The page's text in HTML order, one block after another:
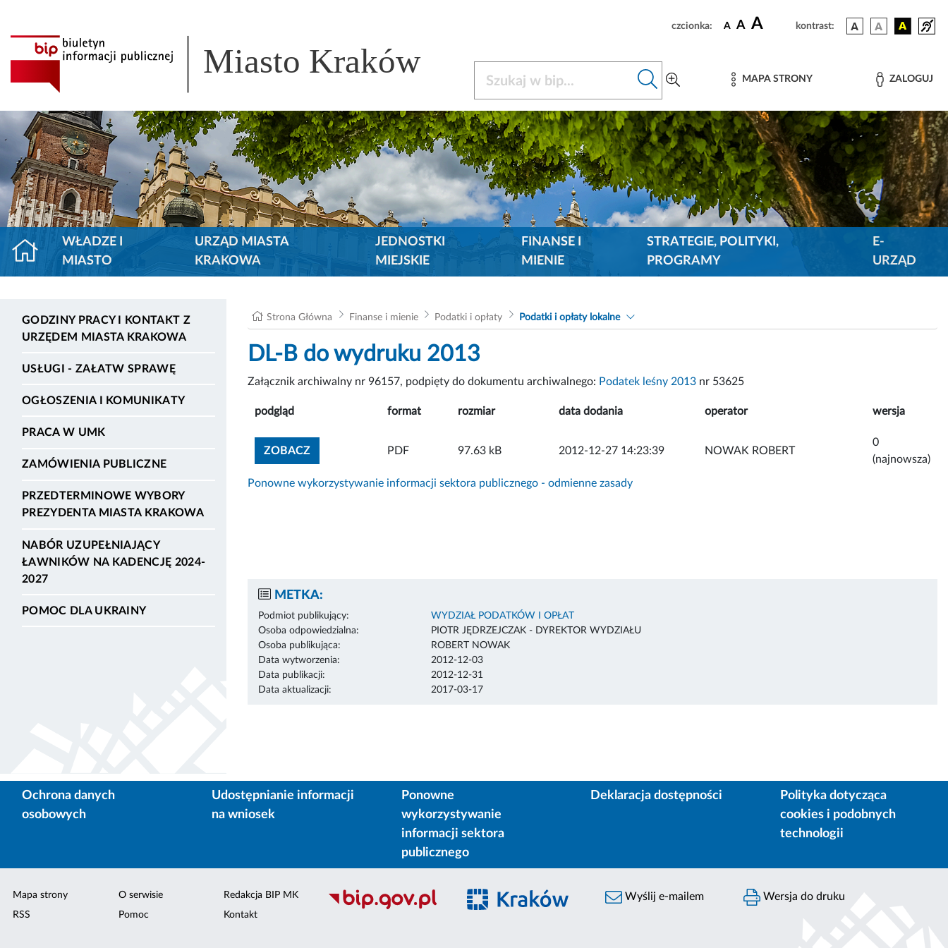
czcionka: A A A kontrast:
Miasto Kraków MAPA STRONY ZALOGUJ
WŁADZE I
MIASTO
URZĄD MIASTA
KRAKOWA
JEDNOSTKI
MIEJSKIE
FINANSE I
MIENIE
STRATEGIE, POLITYKI,
PROGRAMY
E-
URZĄD
GODZINY PRACY I KONTAKT Z
URZĘDEM MIASTA KRAKOWA
USŁUGI - ZAŁATW SPRAWĘ
OGŁOSZENIA I KOMUNIKATY
PRACA W UMK
ZAMÓWIENIA PUBLICZNE
PRZEDTERMINOWE WYBORY
PREZYDENTA MIASTA KRAKOWA
NABÓR UZUPEŁNIAJĄCY
ŁAWNIKÓW NA KADENCJĘ 2024-
2027
POMOC DLA UKRAINY
Strona Główna Finanse i mienie Podatki i opłaty Podatki i opłaty lokalne
DL-B do wydruku 2013
Załącznik archiwalny nr 96157, podpięty do dokumentu archiwalnego: Podatek leśny 2013 nr 53625
podgląd format rozmiar data dodania operator wersja
ZOBACZZOBACZ ZAŁĄCZNIK
PDF 97.63 kB 2012-12-27 14:23:39 NOWAK ROBERT
0
(najnowsza)
Ponowne wykorzystywanie informacji sektora publicznego - odmienne zasady
METKA:
Podmiot publikujący:
WYDZIAŁ PODATKÓW I OPŁAT
Osoba odpowiedzialna:
PIOTR JĘDRZEJCZAK - DYREKTOR WYDZIAŁU
Osoba publikująca:
ROBERT NOWAK
Data wytworzenia:
2012-12-03
Data publikacji:
2012-12-31
Data aktualizacji:
2017-03-17
Ochrona danych
osobowych
Udostępnianie informacji
na wniosek
Ponowne
wykorzystywanie
informacji sektora
publicznego
Deklaracja dostępności
Polityka dotycząca
cookies i podobnych
technologii
Mapa strony
RSS
O serwisie
Pomoc
Redakcja BIP MK
Kontakt
Wyślij e-mailem Wersja do druku